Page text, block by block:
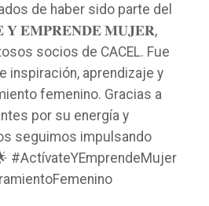
de haber sido parte del
𝐘 𝐄𝐌𝐏𝐑𝐄𝐍𝐃𝐄 𝐌𝐔𝐉𝐄𝐑,
socios de CACEL. Fue
inspiración, aprendizaje y
femenino. Gracias a
por su energía y
seguimos impulsando
#ActívateYEmprendeMujer